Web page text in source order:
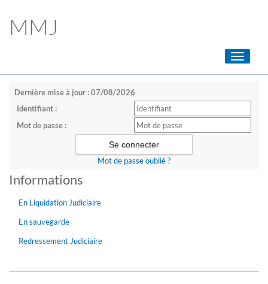
MMJ
Toggle
Dernière mise à jour : 07/08/2026
Identifiant :
Mot de passe :
Mot de passe oublié ?
Informations
En Liquidation Judiciaire
En sauvegarde
Redressement Judiciaire